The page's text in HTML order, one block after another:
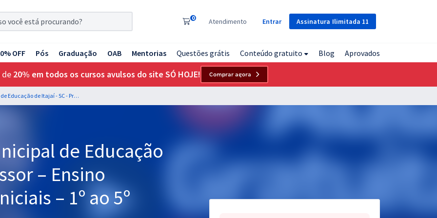
Assinatura Ilimitada 11
0 Atendimento Entrar
OFF Pós Graduação OAB Mentorias Questões grátis Conteúdo gratuito Blog Aprovados
de 20% em todos os cursos avulsos do site SÓ HOJE! Comprar agora
SME - Secretaria Municipal de Educação de Itajaí - SC - Professor – Ensino Fundamental Anos Iniciais – 1º ao 5º ano
de Educação
– Ensino
– 1º ao 5º